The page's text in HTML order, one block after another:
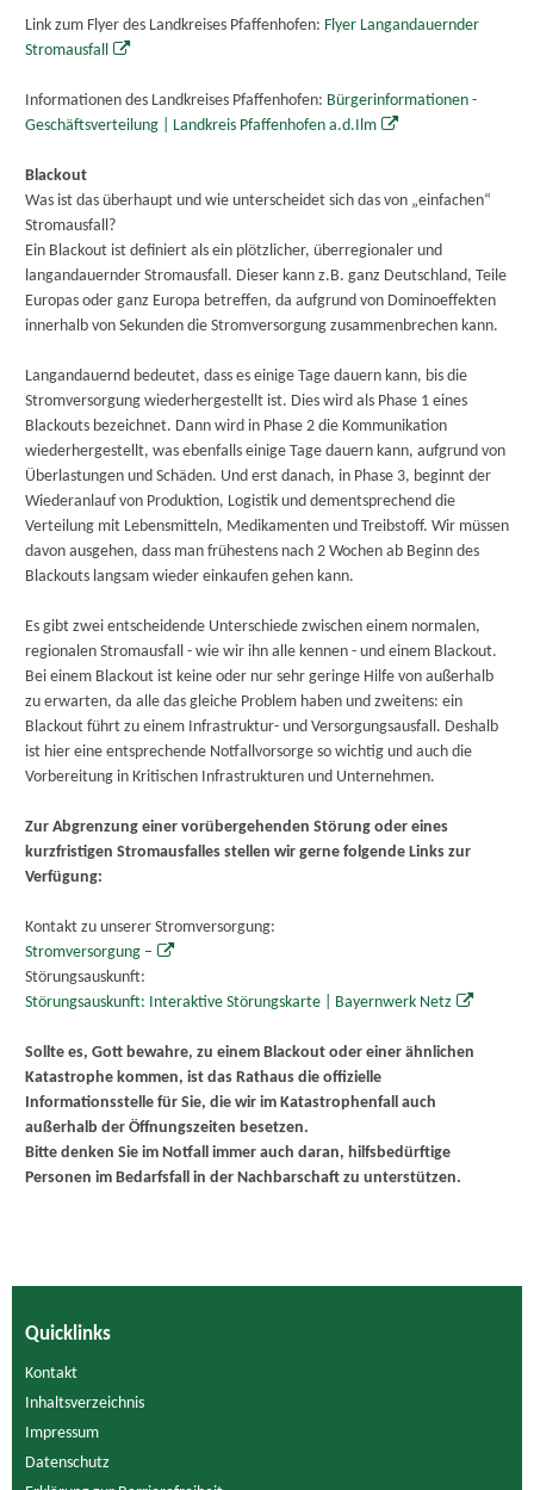
Link zum Flyer des Landkreises Pfaffenhofen: Flyer Langandauernder
Stromausfall
Informationen des Landkreises Pfaffenhofen: Bürgerinformationen -
Geschäftsverteilung | Landkreis Pfaffenhofen a.d.Ilm
Blackout
Was ist das überhaupt und wie unterscheidet sich das von „einfachen“
Stromausfall?
Ein Blackout ist definiert als ein plötzlicher, überregionaler und
langandauernder Stromausfall. Dieser kann z.B. ganz Deutschland, Teile
Europas oder ganz Europa betreffen, da aufgrund von Dominoeffekten
innerhalb von Sekunden die Stromversorgung zusammenbrechen kann.
Langandauernd bedeutet, dass es einige Tage dauern kann, bis die
Stromversorgung wiederhergestellt ist. Dies wird als Phase 1 eines
Blackouts bezeichnet. Dann wird in Phase 2 die Kommunikation
wiederhergestellt, was ebenfalls einige Tage dauern kann, aufgrund von
Überlastungen und Schäden. Und erst danach, in Phase 3, beginnt der
Wiederanlauf von Produktion, Logistik und dementsprechend die
Verteilung mit Lebensmitteln, Medikamenten und Treibstoff. Wir müssen
davon ausgehen, dass man frühestens nach 2 Wochen ab Beginn des
Blackouts langsam wieder einkaufen gehen kann.
Es gibt zwei entscheidende Unterschiede zwischen einem normalen,
regionalen Stromausfall - wie wir ihn alle kennen - und einem Blackout.
Bei einem Blackout ist keine oder nur sehr geringe Hilfe von außerhalb
zu erwarten, da alle das gleiche Problem haben und zweitens: ein
Blackout führt zu einem Infrastruktur- und Versorgungsausfall. Deshalb
ist hier eine entsprechende Notfallvorsorge so wichtig und auch die
Vorbereitung in Kritischen Infrastrukturen und Unternehmen.
Zur Abgrenzung einer vorübergehenden Störung oder eines
kurzfristigen Stromausfalles stellen wir gerne folgende Links zur
Verfügung:
Kontakt zu unserer Stromversorgung:
Stromversorgung –
Störungsauskunft:
Störungsauskunft: Interaktive Störungskarte | Bayernwerk Netz
Sollte es, Gott bewahre, zu einem Blackout oder einer ähnlichen
Katastrophe kommen, ist das Rathaus die offizielle
Informationsstelle für Sie, die wir im Katastrophenfall auch
außerhalb der Öffnungszeiten besetzen.
Bitte denken Sie im Notfall immer auch daran, hilfsbedürftige
Personen im Bedarfsfall in der Nachbarschaft zu unterstützen.
Quicklinks
Kontakt
Inhaltsverzeichnis
Impressum
Datenschutz